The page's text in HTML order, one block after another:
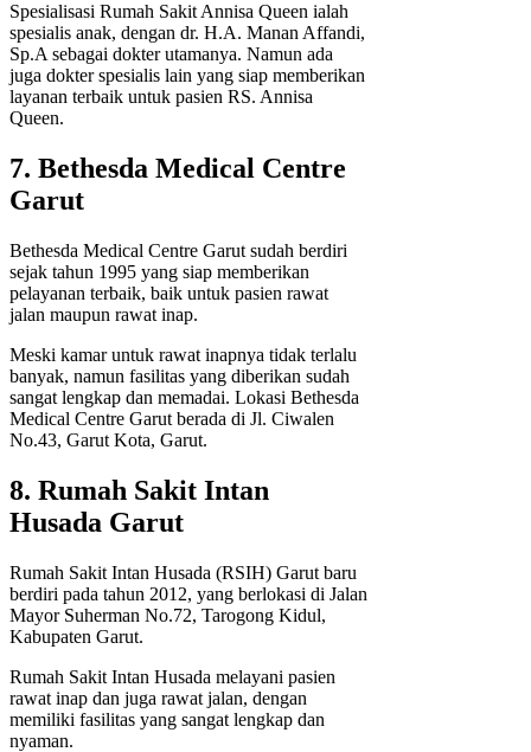
Spesialisasi Rumah Sakit Annisa Queen ialah
spesialis anak, dengan dr. H.A. Manan Affandi,
Sp.A sebagai dokter utamanya. Namun ada
juga dokter spesialis lain yang siap memberikan
layanan terbaik untuk pasien RS. Annisa
Queen.
7. Bethesda Medical Centre
Garut
Bethesda Medical Centre Garut sudah berdiri
sejak tahun 1995 yang siap memberikan
pelayanan terbaik, baik untuk pasien rawat
jalan maupun rawat inap.
Meski kamar untuk rawat inapnya tidak terlalu
banyak, namun fasilitas yang diberikan sudah
sangat lengkap dan memadai. Lokasi Bethesda
Medical Centre Garut berada di Jl. Ciwalen
No.43, Garut Kota, Garut.
8. Rumah Sakit Intan
Husada Garut
Rumah Sakit Intan Husada (RSIH) Garut baru
berdiri pada tahun 2012, yang berlokasi di Jalan
Mayor Suherman No.72, Tarogong Kidul,
Kabupaten Garut.
Rumah Sakit Intan Husada melayani pasien
rawat inap dan juga rawat jalan, dengan
memiliki fasilitas yang sangat lengkap dan
nyaman.